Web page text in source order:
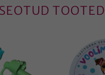
SEOTUD TOOTED